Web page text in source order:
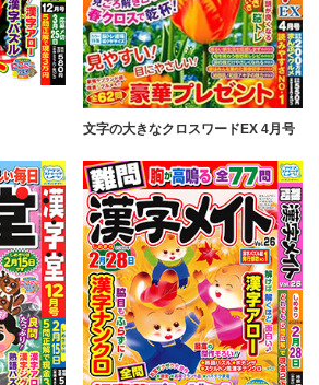
文字の大きなクロスワードEX 4月号